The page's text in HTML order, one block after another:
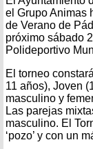
el Grupo Animas
de Verano de
próximo sábado
Polideportivo
El torneo
11 años), Joven
masculino y
Las parejas
masculino. El
‘pozo’ y con un